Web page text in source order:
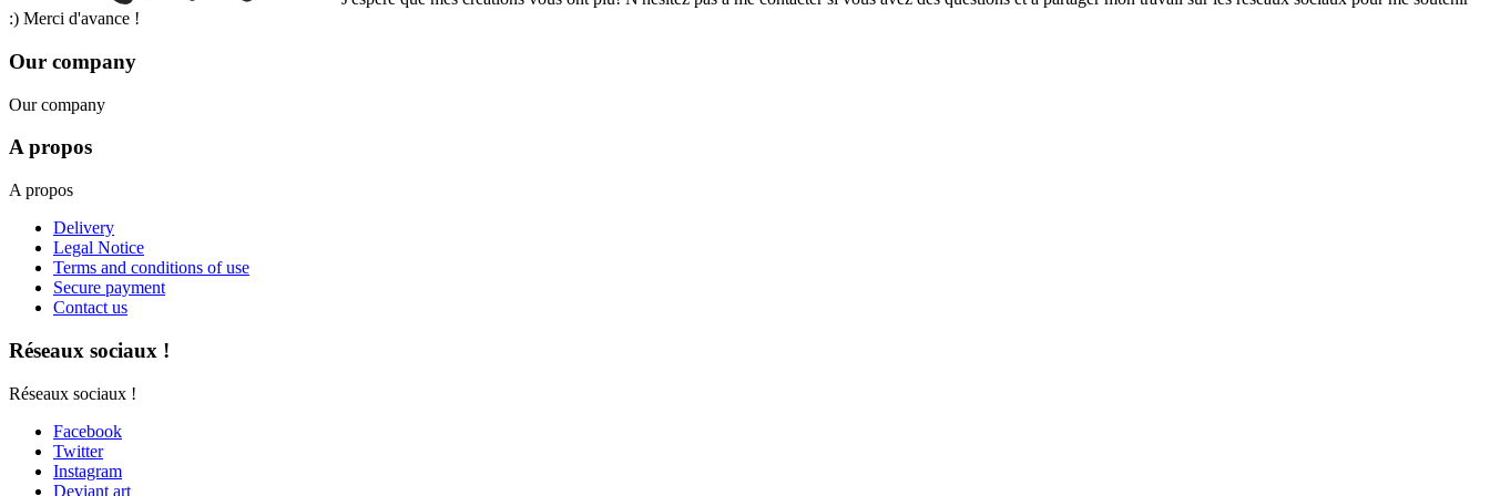
:) Merci d'avance !
Our company
Our company
A propos
A propos
Delivery
Legal Notice
Terms and conditions of use
Secure payment
Contact us
Réseaux sociaux !
Réseaux sociaux !
Facebook
Twitter
Instagram
Deviant art